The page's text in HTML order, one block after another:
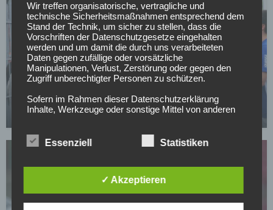
FC SCHALKE 04
Schalke verleiht Torwart nach Norwegen
14.07.2026
Wir treffen organisatorische, vertragliche und
technische Sicherheitsmaßnahmen entsprechend dem
Stand der Technik, um sicher zu stellen, dass die
Vorschriften der Datenschutzgesetze eingehalten
werden und um damit die durch uns verarbeiteten
Daten gegen zufällige oder vorsätzliche
Manipulationen, Verlust, Zerstörung oder gegen den
Zugriff unberechtigter Personen zu schützen.
Sofern im Rahmen dieser Datenschutzerklärung
Inhalte, Werkzeuge oder sonstige Mittel von anderen
genannter Sitz im Ausland ist, ist davon auszugehen,
gesetzlichen Erlaubnis, einer Einwilligung der Nutzer
oder spezieller Vertragsklauseln, die eine gesetzlich
vorausgesetzte Sicherheit der Daten gewährleisten.
Essenziell Statistiken
✓ Akzeptieren